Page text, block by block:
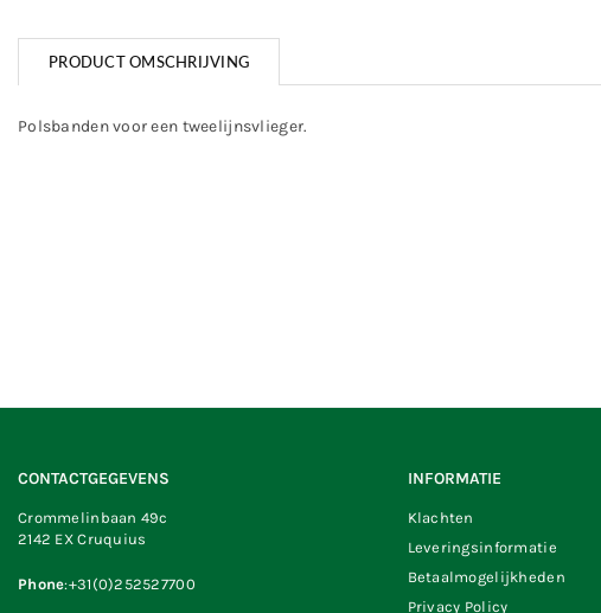
PRODUCT OMSCHRIJVING
Polsbanden voor een tweelijnsvlieger.
CONTACTGEGEVENS
Crommelinbaan 49c
2142 EX Cruquius
Phone:+31(0)252527700
INFORMATIE
Klachten
Leveringsinformatie
Betaalmogelijkheden
Privacy Policy